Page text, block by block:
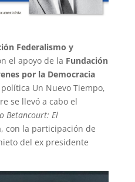
Federalismo y
el apoyo de la Fundación
por la Democracia
Un Nuevo Tiempo,
se llevó a cabo el
Betancourt: El
con la participación de
del ex presidente